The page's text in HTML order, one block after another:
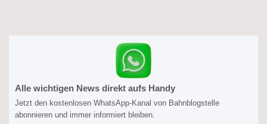
Alle wichtigen News direkt aufs Handy
Jetzt den kostenlosen WhatsApp-Kanal von Bahnblogstelle
abonnieren und immer informiert bleiben.